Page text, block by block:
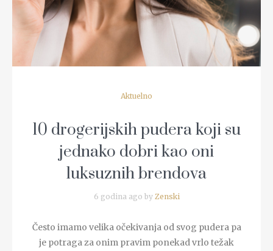
Aktuelno
10 drogerijskih pudera koji su
jednako dobri kao oni
luksuznih brendova
6 godina ago by Zenski
Često imamo velika očekivanja od svog pudera pa
je potraga za onim pravim ponekad vrlo težak